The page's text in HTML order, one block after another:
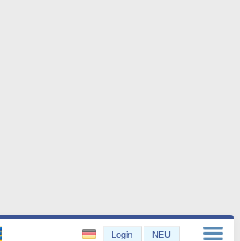
Login NEU